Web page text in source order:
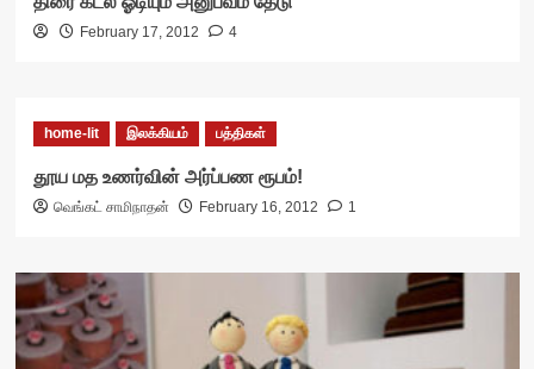
February 17, 2012 4
home-lit இலக்கியம் பத்திகள்
தூய மத உணர்வின் அர்ப்பண ரூபம்!
வெங்கட் சாமிநாதன் February 16, 2012 1